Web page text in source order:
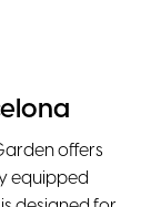
offers
equipped